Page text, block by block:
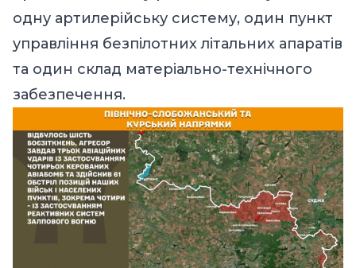
одну артилерійську систему, один пункт
управління безпілотних літальних апаратів
та один склад матеріально-технічного
забезпечення.